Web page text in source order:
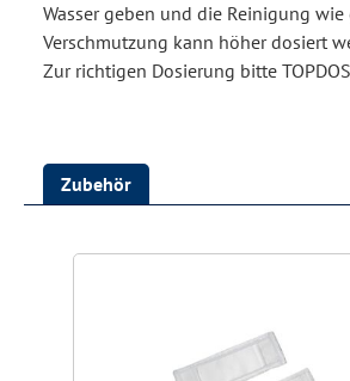
Wasser geben und die Reinigung
Verschmutzung kann höher dosiert
Zur richtigen Dosierung bitte
Zubehör